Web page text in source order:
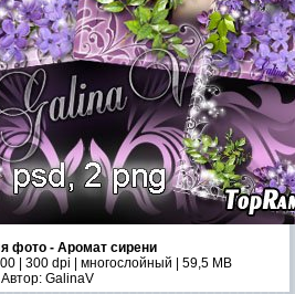
фото - Аромат сирени
| 300 dpi | многослойный | 59,5 MB
Автор: GalinaV